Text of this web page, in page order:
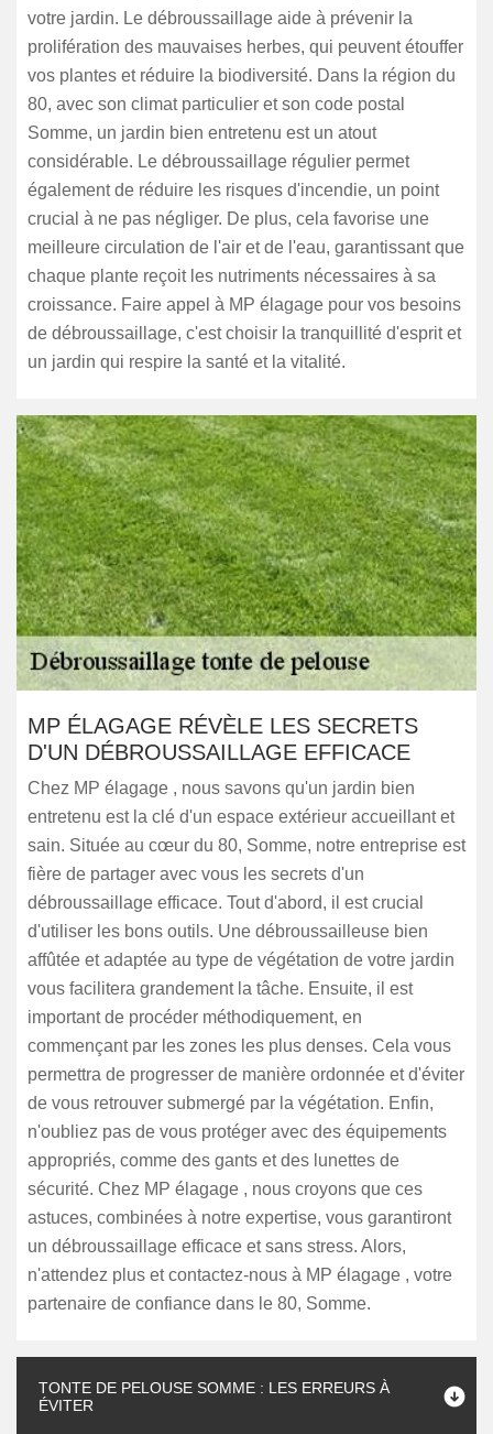
votre jardin. Le débroussaillage aide à prévenir la
prolifération des mauvaises herbes, qui peuvent étouffer
vos plantes et réduire la biodiversité. Dans la région du
80, avec son climat particulier et son code postal
Somme, un jardin bien entretenu est un atout
considérable. Le débroussaillage régulier permet
également de réduire les risques d'incendie, un point
crucial à ne pas négliger. De plus, cela favorise une
meilleure circulation de l'air et de l'eau, garantissant que
chaque plante reçoit les nutriments nécessaires à sa
croissance. Faire appel à MP élagage pour vos besoins
de débroussaillage, c'est choisir la tranquillité d'esprit et
un jardin qui respire la santé et la vitalité.
MP ÉLAGAGE RÉVÈLE LES SECRETS
D'UN DÉBROUSSAILLAGE EFFICACE
Chez MP élagage , nous savons qu'un jardin bien
entretenu est la clé d'un espace extérieur accueillant et
sain. Située au cœur du 80, Somme, notre entreprise est
fière de partager avec vous les secrets d'un
débroussaillage efficace. Tout d'abord, il est crucial
d'utiliser les bons outils. Une débroussailleuse bien
affûtée et adaptée au type de végétation de votre jardin
vous facilitera grandement la tâche. Ensuite, il est
important de procéder méthodiquement, en
commençant par les zones les plus denses. Cela vous
permettra de progresser de manière ordonnée et d'éviter
de vous retrouver submergé par la végétation. Enfin,
n'oubliez pas de vous protéger avec des équipements
appropriés, comme des gants et des lunettes de
sécurité. Chez MP élagage , nous croyons que ces
astuces, combinées à notre expertise, vous garantiront
un débroussaillage efficace et sans stress. Alors,
n'attendez plus et contactez-nous à MP élagage , votre
partenaire de confiance dans le 80, Somme.
TONTE DE PELOUSE SOMME : LES ERREURS À
ÉVITER